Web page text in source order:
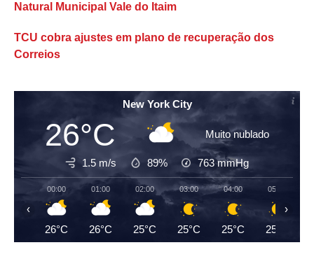
Natural Municipal Vale do Itaim
TCU cobra ajustes em plano de recuperação dos
Correios
New York City
26°C Muito nublado
1.5 m/s 89% 763mmHg
00:00
26°C
01:00
26°C
02:00
25°C
03:00
25°C
04:00
25°C
05:00
25°C
‹ ›